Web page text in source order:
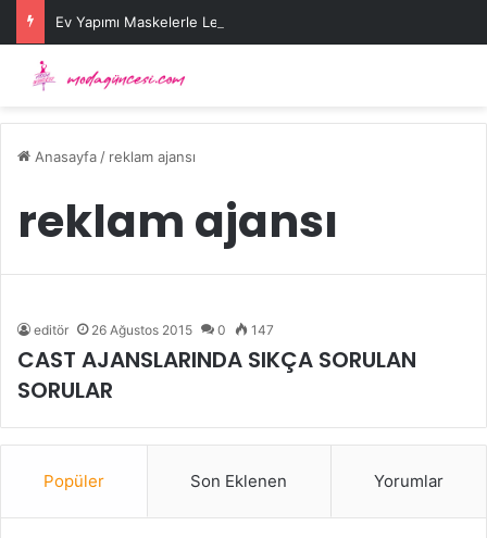
Ev Yapımı Maskelerle Leke Sorununa Çözüm Önerileri
Anasayfa / reklam ajansı
reklam ajansı
editör 26 Ağustos 2015 0 147
CAST AJANSLARINDA SIKÇA SORULAN
SORULAR
Popüler Son Eklenen Yorumlar